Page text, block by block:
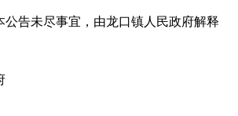
告未尽事宜，由龙口镇人民政府解释